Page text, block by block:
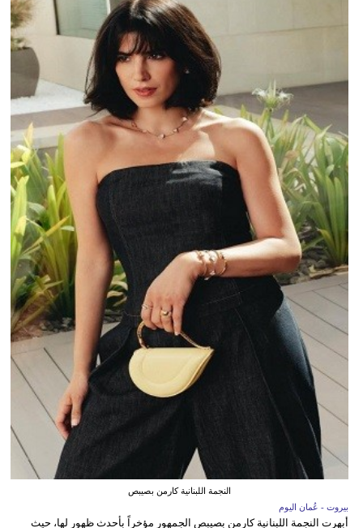
النجمة اللبنانية كارمن بصيبص
بيروت - عُمان اليوم
أبهرت النجمة اللبنانية كارمن بصيبص الجمهور مؤخراً بأحدث ظهور لها، حيث